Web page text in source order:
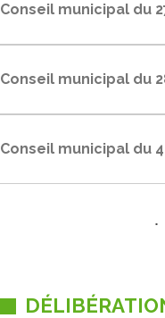
Conseil municipal du
Conseil municipal du
Conseil municipal du